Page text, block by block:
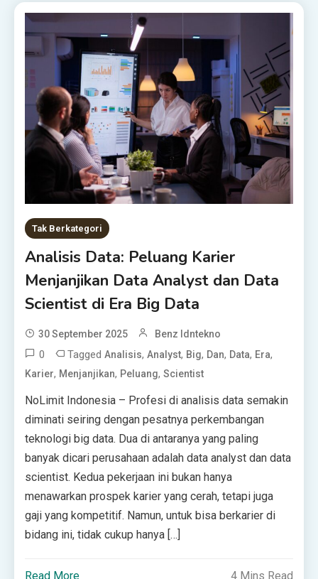
Tak Berkategori
Analisis Data: Peluang Karier
Menjanjikan Data Analyst dan Data
Scientist di Era Big Data
30 September 2025 Benz Idntekno
0 TaggedAnalisis,Analyst, Big, Dan, Data, Era,
Karier, Menjanjikan, Peluang,Scientist
NoLimit Indonesia – Profesi di analisis data semakin
diminati seiring dengan pesatnya perkembangan
teknologi big data. Dua di antaranya yang paling
banyak dicari perusahaan adalah data analyst dan data
scientist. Kedua pekerjaan ini bukan hanya
menawarkan prospek karier yang cerah, tetapi juga
gaji yang kompetitif. Namun, untuk bisa berkarier di
bidang ini, tidak cukup hanya […]
Read More 4 Mins Read